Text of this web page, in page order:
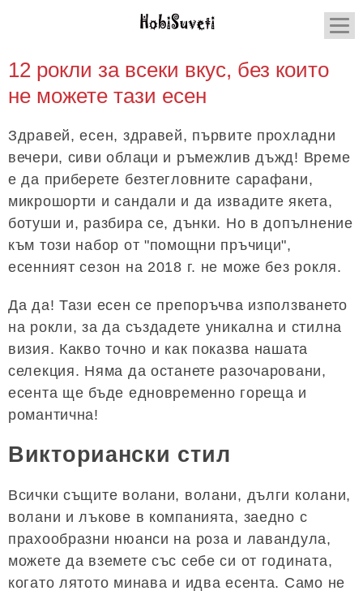
12 рокли за всеки вкус, без които
не можете тази есен
Здравей, есен, здравей, първите прохладни
вечери, сиви облаци и ръмежлив дъжд! Време
е да приберете безтегловните сарафани,
микрошорти и сандали и да извадите якета,
ботуши и, разбира се, дънки. Но в допълнение
към този набор от "помощни пръчици",
есенният сезон на 2018 г. не може без рокля.
Да да! Тази есен се препоръчва използването
на рокли, за да създадете уникална и стилна
визия. Какво точно и как показва нашата
селекция. Няма да останете разочаровани,
есента ще бъде едновременно гореща и
романтична!
Викториански стил
Всички същите волани, волани, дълги колани,
волани и лъкове в компанията, заедно с
прахообразни нюанси на роза и лавандула,
можете да вземете със себе си от годината,
когато лятото минава и идва есента. Само не